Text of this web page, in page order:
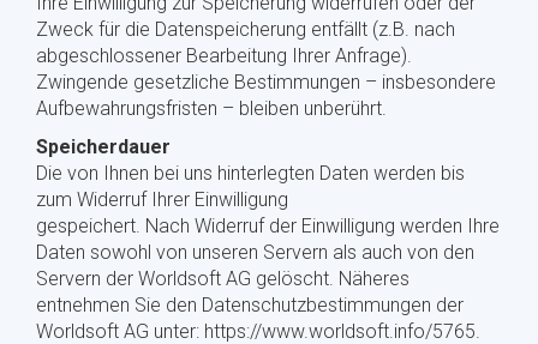
Zweck für die Datenspeicherung entfällt (z.B. nach
abgeschlossener Bearbeitung Ihrer Anfrage).
Zwingende gesetzliche Bestimmungen – insbesondere
Aufbewahrungsfristen – bleiben unberührt.
Speicherdauer
Die von Ihnen bei uns hinterlegten Daten werden bis
zum Widerruf Ihrer Einwilligung
gespeichert. Nach Widerruf der Einwilligung werden Ihre
Daten sowohl von unseren Servern als auch von den
Servern der Worldsoft AG gelöscht. Näheres
entnehmen Sie den Datenschutzbestimmungen der
Worldsoft AG unter: https://www.worldsoft.info/5765.